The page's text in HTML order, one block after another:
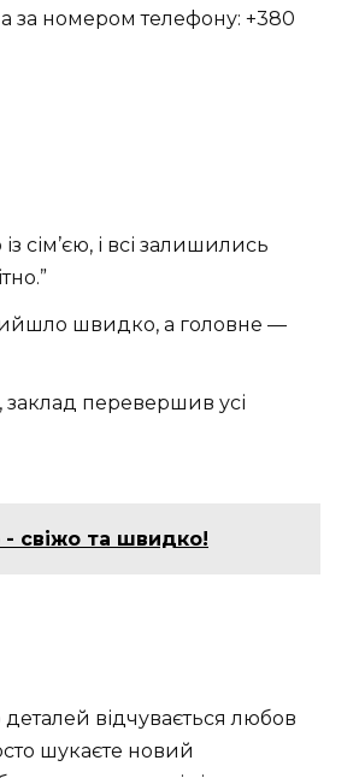
за номером телефону: +380
сім’єю, і всі залишились
швидко, а головне —
заклад перевершив усі
свіжо та швидко!
відчувається любов
шукаєте новий